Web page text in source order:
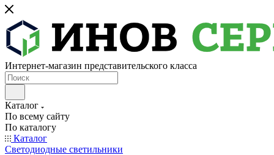
Интернет-магазин представительского класса
Каталог
По всему сайту
По каталогу
Каталог
Светодиодные светильники